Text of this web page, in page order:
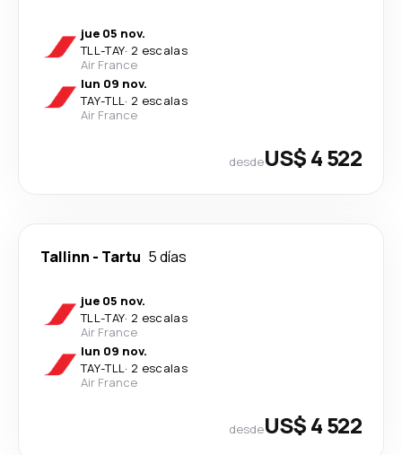
jue 05 nov.
TLL-TAY· 2 escalas
Air France
lun 09 nov.
TAY-TLL· 2 escalas
Air France
desdeUS$ 4 522
Tallinn - Tartu 5 días
jue 05 nov.
TLL-TAY· 2 escalas
Air France
lun 09 nov.
TAY-TLL· 2 escalas
Air France
desdeUS$ 4 522